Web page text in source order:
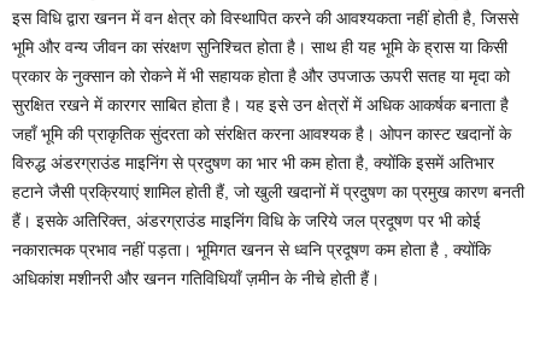
इस विधि द्वारा खनन में वन क्षेत्र को विस्थापित करने की आवश्यकता नहीं होती है, जिससे
भूमि और वन्य जीवन का संरक्षण सुनिश्चित होता है। साथ ही यह भूमि के ह्रास या किसी
प्रकार के नुक्सान को रोकने में भी सहायक होता है और उपजाऊ ऊपरी सतह या मृदा को
सुरक्षित रखने में कारगर साबित होता है। यह इसे उन क्षेत्रों में अधिक आकर्षक बनाता है
जहाँ भूमि की प्राकृतिक सुंदरता को संरक्षित करना आवश्यक है। ओपन कास्ट खदानों के
विरुद्ध अंडरग्राउंड माइनिंग से प्रदुषण का भार भी कम होता है, क्योंकि इसमें अतिभार
हटाने जैसी प्रक्रियाएं शामिल होती हैं, जो खुली खदानों में प्रदुषण का प्रमुख कारण बनती
हैं। इसके अतिरिक्त, अंडरग्राउंड माइनिंग विधि के जरिये जल प्रदूषण पर भी कोई
नकारात्मक प्रभाव नहीं पड़ता। भूमिगत खनन से ध्वनि प्रदूषण कम होता है , क्योंकि
अधिकांश मशीनरी और खनन गतिविधियाँ ज़मीन के नीचे होती हैं।